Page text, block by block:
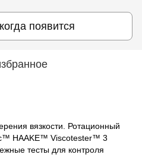
появится
вязкости. Ротационный
HAAKE™ Viscotester™ 3
тесты для контроля